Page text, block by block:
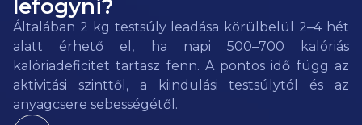
lefogyni?
Általában 2 kg testsúly leadása körülbelül 2–4 hét
alatt érhető el, ha napi 500–700 kalóriás
kalóriadeficitet tartasz fenn. A pontos idő függ az
aktivitási szinttől, a kiindulási testsúlytól és az
anyagcsere sebességétől.